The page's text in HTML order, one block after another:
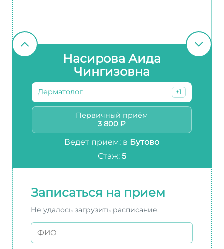
Насирова Аида
Чингизовна
Дерматолог +1
Первичный приём
3 800 ₽
Ведет прием: в Бутово
Стаж: 5
Записаться на прием
Не удалось загрузить расписание.